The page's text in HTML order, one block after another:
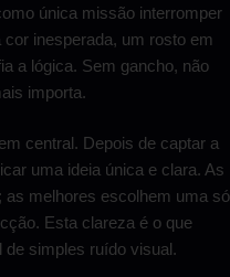
única missão interromper
inesperada, um rosto em
a lógica. Sem gancho, não
importa.
central. Depois de captar a
uma ideia única e clara. As
melhores escolhem uma só
Esta clareza é o que
de simples ruído visual.